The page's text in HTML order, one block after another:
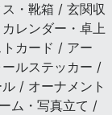
・靴箱 / 玄関収
レンダー・卓上
カード / アー
ルステッカー /
/ オーナメント
ム・写真立て /